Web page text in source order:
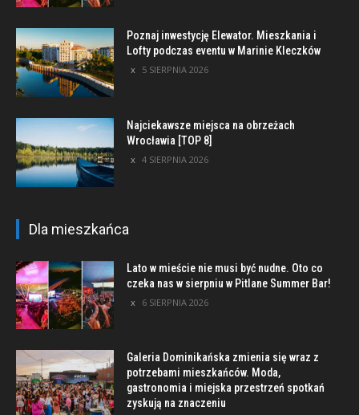
Poznaj inwestycję Elewator. Mieszkania i
Lofty podczas eventu w Marinie Kleczków
5 SIERPNIA 2026
Najciekawsze miejsca na obrzeżach
Wrocławia [TOP 8]
4 SIERPNIA 2026
Dla mieszkańca
Lato w mieście nie musi być nudne. Oto co
czeka nas w sierpniu w Pitlane Summer Bar!
6 SIERPNIA 2026
Galeria Dominikańska zmienia się wraz z
potrzebami mieszkańców. Moda,
gastronomia i miejska przestrzeń spotkań
zyskują na znaczeniu